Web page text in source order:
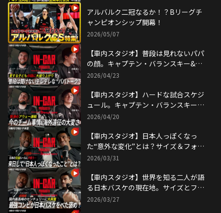
アルバルク二冠なるか！？Bリーグチ
ャンピオンシップ開幕！
2026/05/07
【車内スタジオ】普段は見れないパパ
の顔。キャプテン・バランスキー&安
藤がパパトークで大盛り上がり！｜
ーツ
2026/04/23
【車内スタジオ】ハードな試合スケジ
ュール。キャプテン・バランスキー&
安藤がアウェー連戦の過酷さを語る｜
ーツ
2026/04/20
【車内スタジオ】日本人っぽくなっ
た“意外な変化”とは？サイズ＆フォス
ターが語る日本文化｜IN-CAR
2026/03/31
【車内スタジオ】世界を知る二人が語
る日本バスケの現在地。サイズとフォ
スターが選ぶＢリーグベスト５とは｜
2026/03/27